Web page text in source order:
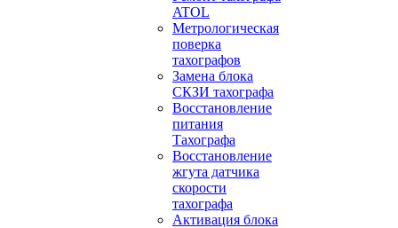
ATOL
Метрологическая
поверка
тахографов
Замена блока
СКЗИ тахографа
Восстановление
питания
Тахографа
Восстановление
жгута датчика
скорости
тахографа
Активация блока